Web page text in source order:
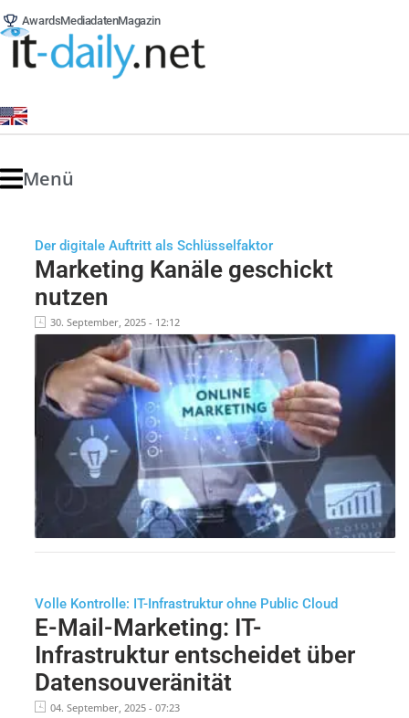
AwardsMediadatenMagazin
Menü
Der digitale Auftritt als Schlüsselfaktor
Marketing Kanäle geschickt
nutzen
30. September, 2025 - 12:12
Volle Kontrolle: IT-Infrastruktur ohne Public Cloud
E-Mail-Marketing: IT-
Infrastruktur entscheidet über
Datensouveränität
04. September, 2025 - 07:23